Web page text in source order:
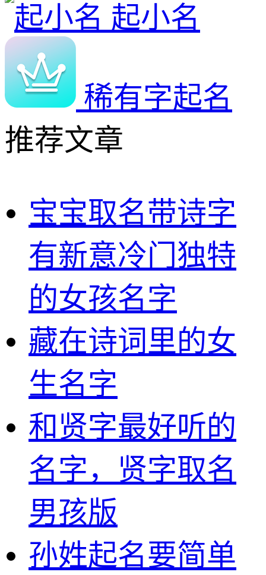
起小名
稀有字起名
推荐文章
宝宝取名带诗字
有新意冷门独特
的女孩名字
藏在诗词里的女
生名字
和贤字最好听的
名字，贤字取名
男孩版
孙姓起名要简单